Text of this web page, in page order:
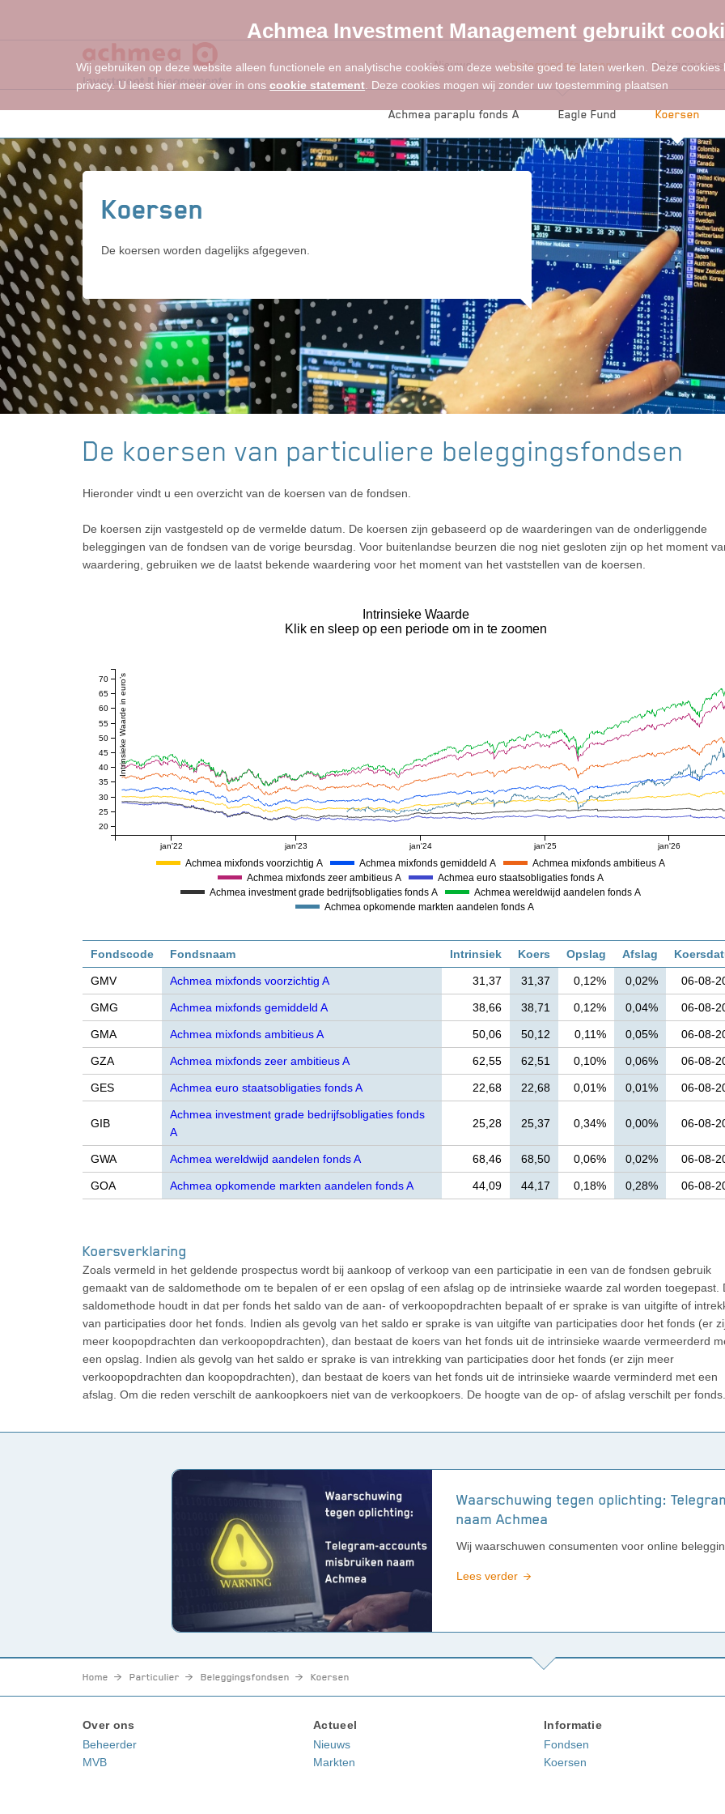
Nieuws Beleggingsfondsen
Achmea paraplu fonds A Eagle Fund Koersen
Achmea Investment Management gebruikt
Wij gebruiken op deze website alleen functionele en analytische cookies om deze website goed te laten werken. Deze
privacy. U leest hier meer over in onscookie statement . Deze cookies mogen wij zonder uw toestemming plaatsen
Koersen
De koersen worden dagelijks afgegeven.
De koersen van particuliere beleggingsfondsen
Hieronder vindt u een overzicht van de koersen van de fondsen.
De koersen zijn vastgesteld op de vermelde datum. De koersen zijn gebaseerd op de waarderingen van de onderliggende
beleggingen van de fondsen van de vorige beursdag. Voor buitenlandse beurzen die nog niet gesloten zijn op het moment
waardering, gebruiken we de laatst bekende waardering voor het moment van het vaststellen van de koersen.
Intrinsieke Waarde
Klik en sleep op een periode om in te zoomen
jan'22 jan'23 jan'24 jan'25 jan'26
Intrinsieke Waarde in euro’s
20
25
30
35
40
45
50
55
60
65
70
Achmea mixfonds voorzichtig A Achmea mixfonds gemiddeld A
Achmea mixfonds ambitieus A
Achmea mixfonds zeer ambitieus A
Achmea euro staatsobligaties fonds A
Achmea investment grade bedrijfsobligaties fonds A
Achmea wereldwijd aandelen fonds A
Achmea opkomende markten aandelen fonds A
Fondscode Fondsnaam Intrinsiek Koers Opslag Afslag
GMV Achmea mixfonds voorzichtig A 31,37 31,37 0,12% 0,02% 06-08-
GMG Achmea mixfonds gemiddeld A 38,66 38,71 0,12% 0,04% 06-08-
GMA Achmea mixfonds ambitieus A 50,06 50,12 0,11% 0,05% 06-08-
GZA Achmea mixfonds zeer ambitieus A 62,55 62,51 0,10% 0,06% 06-08-
GES Achmea euro staatsobligaties fonds A 22,68 22,68 0,01% 0,01% 06-08-
GIB
Achmea investment grade bedrijfsobligaties fonds
A
25,28 25,37 0,34% 0,00% 06-08-
GWA Achmea wereldwijd aandelen fonds A 68,46 68,50 0,06% 0,02% 06-08-
GOA Achmea opkomende markten aandelen fonds A 44,09 44,17 0,18% 0,28% 06-08-
Koersverklaring
Zoals vermeld in het geldende prospectus wordt bij aankoop of verkoop van een participatie in een van de fondsen gebruik
gemaakt van de saldomethode om te bepalen of er een opslag of een afslag op de intrinsieke waarde zal worden toegepast.
saldomethode houdt in dat per fonds het saldo van de aan- of verkoopopdrachten bepaalt of er sprake is van uitgifte of
van participaties door het fonds. Indien als gevolg van het saldo er sprake is van uitgifte van participaties door het fonds (er
meer koopopdrachten dan verkoopopdrachten), dan bestaat de koers van het fonds uit de intrinsieke waarde vermeerderd
een opslag. Indien als gevolg van het saldo er sprake is van intrekking van participaties door het fonds (er zijn meer
verkoopopdrachten dan koopopdrachten), dan bestaat de koers van het fonds uit de intrinsieke waarde verminderd met een
afslag. Om die reden verschilt de aankoopkoers niet van de verkoopkoers. De hoogte van de op- of afslag verschilt per fonds.
Waarschuwing tegen oplichting:
naam Achmea
Wij waarschuwen consumenten voor online
Lees verder
Home Particulier Beleggingsfondsen Koersen
Over ons
Beheerder
MVB
Actueel
Nieuws
Markten
Informatie
Fondsen
Koersen